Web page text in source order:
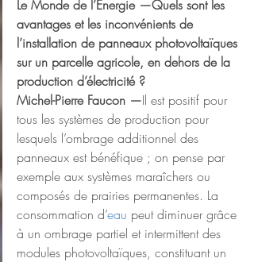
Le Monde de l’Énergie —Quels sont les
avantages et les inconvénients de
l’installation de panneaux photovoltaïques
sur un parcelle agricole, en dehors de la
production d’électricité ?
Michel-Pierre Faucon —Il est positif pour
tous les systèmes de production pour
lesquels l’ombrage additionnel des
panneaux est bénéfique ; on pense par
exemple aux systèmes maraîchers ou
composés de prairies permanentes. La
consommation d’eau peut diminuer grâce
à un ombrage partiel et intermittent des
modules photovoltaïques, constituant un